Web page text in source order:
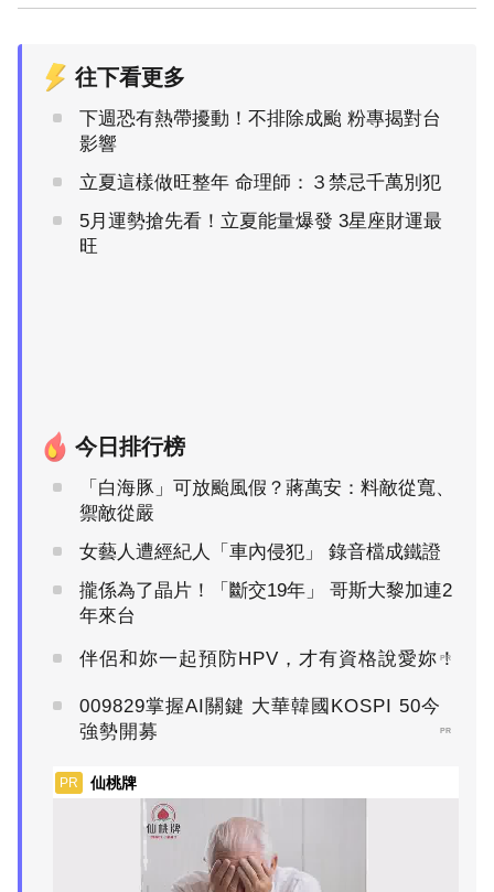
往下看更多
下週恐有熱帶擾動！不排除成颱 粉專揭對台
影響
立夏這樣做旺整年 命理師：３禁忌千萬別犯
5月運勢搶先看！立夏能量爆發 3星座財運最
旺
今日排行榜
「白海豚」可放颱風假？蔣萬安：料敵從寬、
禦敵從嚴
女藝人遭經紀人「車內侵犯」 錄音檔成鐵證
攏係為了晶片！「斷交19年」 哥斯大黎加連2
年來台
伴侶和妳一起預防HPV，才有資格說愛妳！
PR
009829掌握AI關鍵 大華韓國KOSPI 50今
強勢開募
PR
PR 仙桃牌